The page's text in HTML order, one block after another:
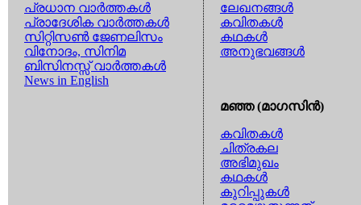
പ്രധാന വാര്‍ത്തകള്‍
പ്രാദേശിക വാര്‍ത്തകള്‍
സിറ്റിസണ്‍ ജേണലിസം
വിനോദം, സിനിമ
ബിസിനസ്സ് വാര്‍ത്തകള്‍
News in English
ലേഖനങ്ങള്‍
കവിതകള്‍
കഥകള്‍
അനുഭവങ്ങള്‍
മഞ്ഞ (മാഗസിന്‍)
കവിതകള്‍
ചിത്രകല
അഭിമുഖം
കഥകള്‍
കുറിപ്പുകള്‍